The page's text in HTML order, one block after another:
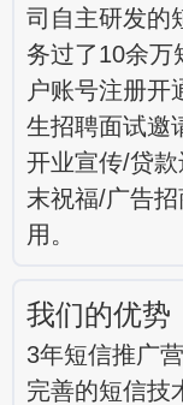
司自主研发的
务过了10余万
户账号注册开
生招聘面试邀
开业宣传/贷
末祝福/广告
用。
我们的优势
3年短信推广
完善的短信技